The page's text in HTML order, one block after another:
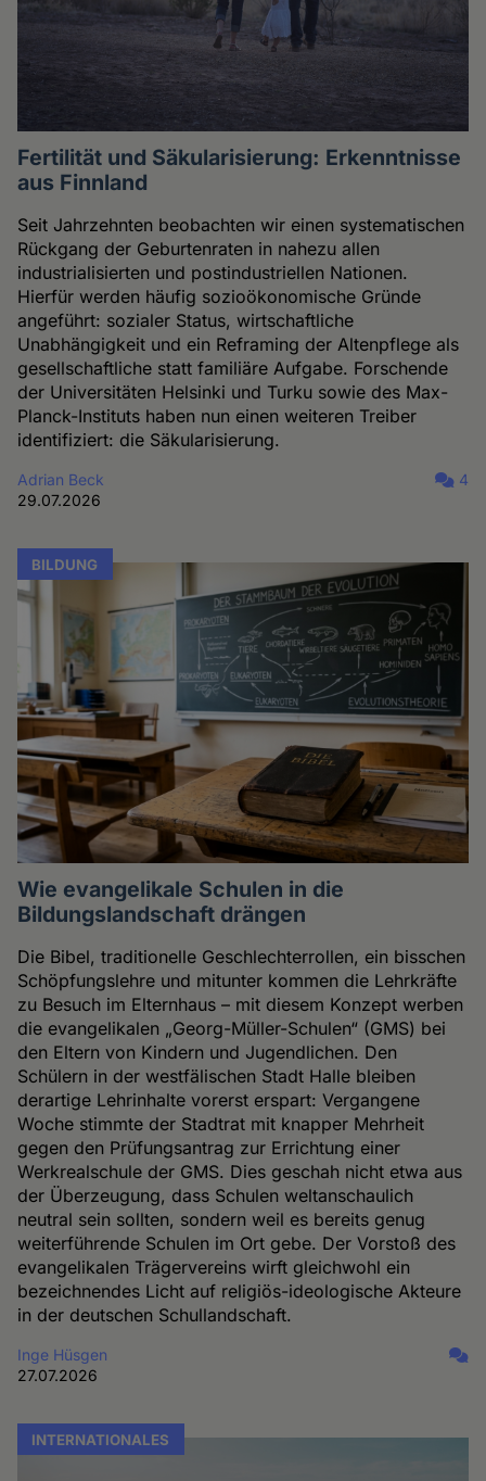
Fertilität und Säkularisierung: Erkenntnisse
aus Finnland
Seit Jahrzehnten beobachten wir einen systematischen
Rückgang der Geburtenraten in nahezu allen
industrialisierten und postindustriellen Nationen.
Hierfür werden häufig sozioökonomische Gründe
angeführt: sozialer Status, wirtschaftliche
Unabhängigkeit und ein Reframing der Altenpflege als
gesellschaftliche statt familiäre Aufgabe. Forschende
der Universitäten Helsinki und Turku sowie des Max-
Planck-Instituts haben nun einen weiteren Treiber
identifiziert: die Säkularisierung.
Adrian Beck
29.07.2026
4
BILDUNG
Wie evangelikale Schulen in die
Bildungslandschaft drängen
Die Bibel, traditionelle Geschlechterrollen, ein bisschen
Schöpfungslehre und mitunter kommen die Lehrkräfte
zu Besuch im Elternhaus – mit diesem Konzept werben
die evangelikalen „Georg-Müller-Schulen“ (GMS) bei
den Eltern von Kindern und Jugendlichen. Den
Schülern in der westfälischen Stadt Halle bleiben
derartige Lehrinhalte vorerst erspart: Vergangene
Woche stimmte der Stadtrat mit knapper Mehrheit
gegen den Prüfungsantrag zur Errichtung einer
Werkrealschule der GMS. Dies geschah nicht etwa aus
der Überzeugung, dass Schulen weltanschaulich
neutral sein sollten, sondern weil es bereits genug
weiterführende Schulen im Ort gebe. Der Vorstoß des
evangelikalen Trägervereins wirft gleichwohl ein
bezeichnendes Licht auf religiös-ideologische Akteure
in der deutschen Schullandschaft.
Inge Hüsgen
27.07.2026
INTERNATIONALES